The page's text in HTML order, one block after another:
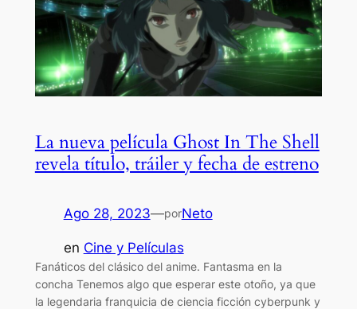
La nueva película Ghost In The Shell
revela título, tráiler y fecha de estreno
Ago 28, 2023—porNeto
en Cine y Películas
Fanáticos del clásico del anime. Fantasma en la
concha Tenemos algo que esperar este otoño, ya que
la legendaria franquicia de ciencia ficción cyberpunk y